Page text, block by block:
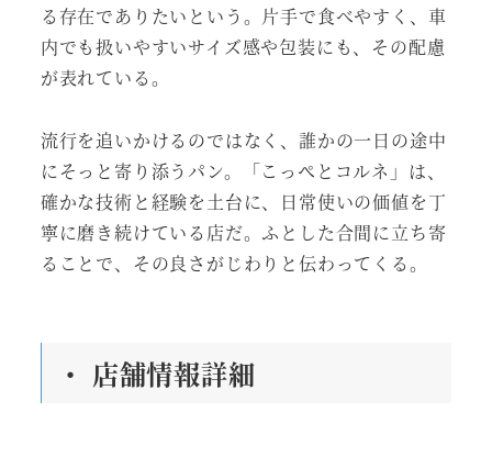
る存在でありたいという。片手で食べやすく、車
内でも扱いやすいサイズ感や包装にも、その配慮
が表れている。
流行を追いかけるのではなく、誰かの一日の途中
にそっと寄り添うパン。「こっぺとコルネ」は、
確かな技術と経験を土台に、日常使いの価値を丁
寧に磨き続けている店だ。ふとした合間に立ち寄
ることで、その良さがじわりと伝わってくる。
・ 店舗情報詳細